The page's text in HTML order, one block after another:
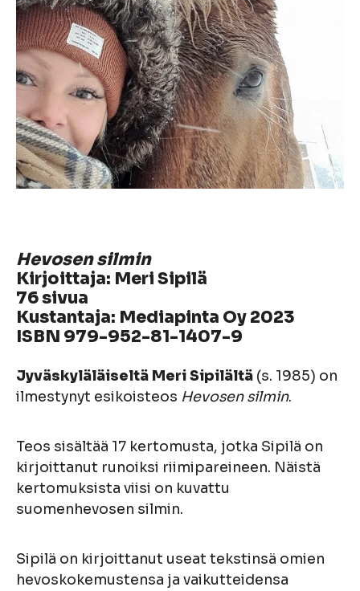
Hevosen silmin
Kirjoittaja: Meri Sipilä
76 sivua
Kustantaja: Mediapinta Oy 2023
ISBN 979-952-81-1407-9
Jyväskyläläiseltä Meri Sipilältä (s. 1985) on
ilmestynyt esikoisteos Hevosen silmin.
Teos sisältää 17 kertomusta, jotka Sipilä on
kirjoittanut runoiksi riimipareineen. Näistä
kertomuksista viisi on kuvattu
suomenhevosen silmin.
Sipilä on kirjoittanut useat tekstinsä omien
hevoskokemustensa ja vaikutteidensa